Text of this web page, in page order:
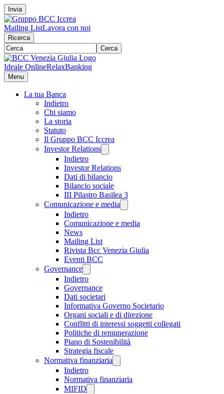
Invia
Mailing ListLavora con noi
Ricerca
Cerca
Ideale OnlineRelaxBanking
Menu
La tua Banca
Indietro
Chi siamo
La storia
Statuto
Il Gruppo BCC Iccrea
Investor Relations
Indietro
Investor Relations
Dati di bilancio
Bilancio sociale
III Pilastro Basilea 3
Comunicazione e media
Indietro
Comunicazione e media
News
Mailing List
Rivista Bcc Venezia Giulia
Eventi BCC
Governance
Indietro
Governance
Dati societari
Informativa Governo Societario
Organi sociali e di direzione
Conflitti di interessi soggetti collegati
Politiche di remunerazione
Piano di Sostenibilità
Strategia fiscale
Normativa finanziaria
Indietro
Normativa finanziaria
MIFID